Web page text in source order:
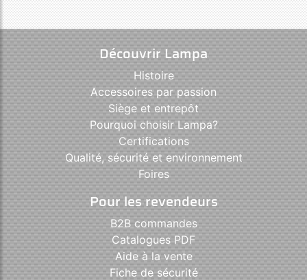
Découvrir Lampa
Histoire
Accessoires par passion
Siège et entrepôt
Pourquoi choisir Lampa?
Certifications
Qualité, sécurité et environnement
Foires
Pour les revendeurs
B2B commandes
Catalogues PDF
Aide à la vente
Fiche de sécurité